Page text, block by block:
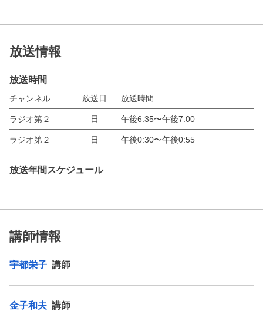
放送情報
放送時間
チャンネル 放送日 放送時間
ラジオ第２ 日 午後6:35〜午後7:00
ラジオ第２ 日 午後0:30〜午後0:55
放送年間スケジュール
講師情報
宇都栄子 講師
金子和夫 講師